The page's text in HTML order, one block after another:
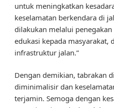
untuk meningkatkan
keselamatan berkendara di
dilakukan melalui
edukasi kepada masyarakat,
infrastruktur jalan.”
Dengan demikian, tabrakan
diminimalisir dan
terjamin. Semoga dengan